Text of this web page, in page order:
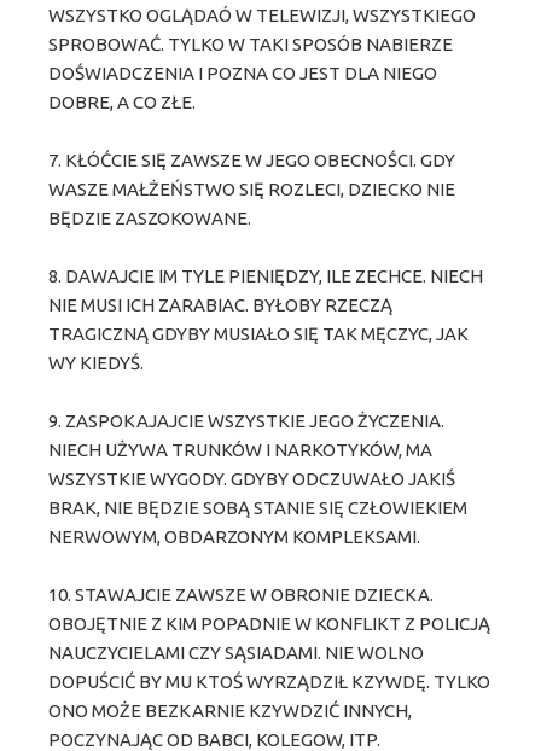
WSZYSTKO OGLĄDAÓ W TELEWIZJI, WSZYSTKIEGO
SPROBOWAĆ. TYLKO W TAKI SPOSÓB NABIERZE
DOŚWIADCZENIA I POZNA CO JEST DLA NIEGO
DOBRE, A CO ZŁE.
7. KŁÓĆCIE SIĘ ZAWSZE W JEGO OBECNOŚCI. GDY
WASZE MAŁŻEŃSTWO SIĘ ROZLECI, DZIECKO NIE
BĘDZIE ZASZOKOWANE.
8. DAWAJCIE IM TYLE PIENIĘDZY, ILE ZECHCE. NIECH
NIE MUSI ICH ZARABIAC. BYŁOBY RZECZĄ
TRAGICZNĄ GDYBY MUSIAŁO SIĘ TAK MĘCZYC, JAK
WY KIEDYŚ.
9. ZASPOKAJAJCIE WSZYSTKIE JEGO ŻYCZENIA.
NIECH UŻYWA TRUNKÓW I NARKOTYKÓW, MA
WSZYSTKIE WYGODY. GDYBY ODCZUWAŁO JAKIŚ
BRAK, NIE BĘDZIE SOBĄ STANIE SIĘ CZŁOWIEKIEM
NERWOWYM, OBDARZONYM KOMPLEKSAMI.
10. STAWAJCIE ZAWSZE W OBRONIE DZIECKA.
OBOJĘTNIE Z KIM POPADNIE W KONFLIKT Z POLICJĄ
NAUCZYCIELAMI CZY SĄSIADAMI. NIE WOLNO
DOPUŚCIĆ BY MU KTOŚ WYRZĄDZIŁ KZYWDĘ. TYLKO
ONO MOŻE BEZKARNIE KZYWDZIĆ INNYCH,
POCZYNAJĄC OD BABCI, KOLEGOW, ITP.